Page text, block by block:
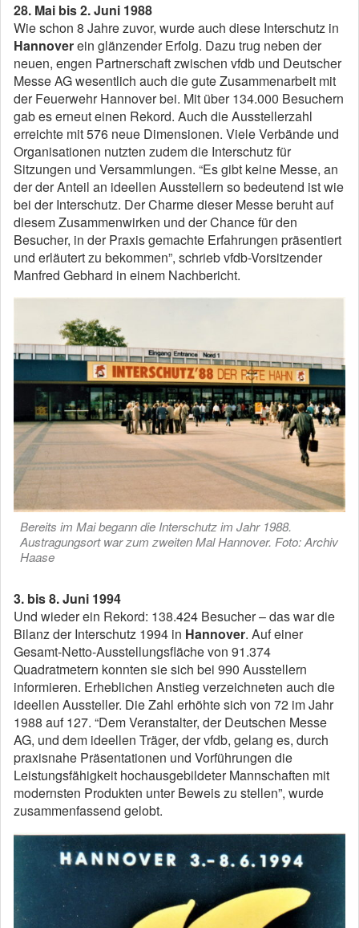
28. Mai bis 2. Juni 1988
Wie schon 8 Jahre zuvor, wurde auch diese Interschutz in
Hannoverein glänzender Erfolg. Dazu trug neben der
neuen, engen Partnerschaft zwischen vfdb und Deutscher
Messe AG wesentlich auch die gute Zusammenarbeit mit
der Feuerwehr Hannover bei. Mit über 134.000 Besuchern
gab es erneut einen Rekord. Auch die Ausstellerzahl
erreichte mit 576 neue Dimensionen. Viele Verbände und
Organisationen nutzten zudem die Interschutz für
Sitzungen und Versammlungen. “Es gibt keine Messe, an
der der Anteil an ideellen Ausstellern so bedeutend ist wie
bei der Interschutz. Der Charme dieser Messe beruht auf
diesem Zusammenwirken und der Chance für den
Besucher, in der Praxis gemachte Erfahrungen präsentiert
und erläutert zu bekommen”, schrieb vfdb-Vorsitzender
Manfred Gebhard in einem Nachbericht.
Bereits im Mai begann die Interschutz im Jahr 1988.
Austragungsort war zum zweiten Mal Hannover. Foto: Archiv
Haase
3. bis 8. Juni 1994
Und wieder ein Rekord: 138.424 Besucher – das war die
Bilanz der Interschutz 1994 in Hannover. Auf einer
Gesamt-Netto-Ausstellungsfläche von 91.374
Quadratmetern konnten sie sich bei 990 Ausstellern
informieren. Erheblichen Anstieg verzeichneten auch die
ideellen Aussteller. Die Zahl erhöhte sich von 72 im Jahr
1988 auf 127. “Dem Veranstalter, der Deutschen Messe
AG, und dem ideellen Träger, der vfdb, gelang es, durch
praxisnahe Präsentationen und Vorführungen die
Leistungsfähigkeit hochausgebildeter Mannschaften mit
modernsten Produkten unter Beweis zu stellen”, wurde
zusammenfassend gelobt.